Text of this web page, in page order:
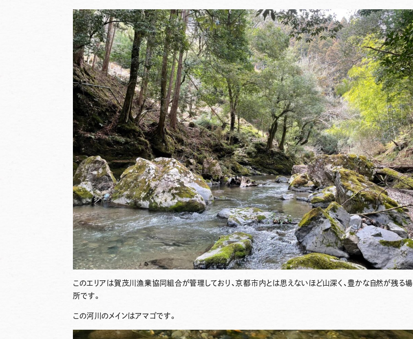
このエリアは賀茂川漁業協同組合が管理しており、京都市内とは思えないほど山深く、豊かな自然が残る場
所です。
この河川のメインはアマゴです。